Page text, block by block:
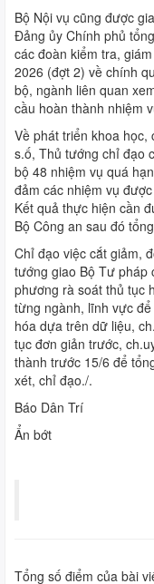
Bộ Nội vụ cũng được
Đảng ủy Chính phủ
các đoàn kiểm tra,
2026 (đợt 2) về chính
bộ, ngành liên quan
cầu hoàn thành nhiệm
Về phát triển khoa học,
s.ố, Thủ tướng chỉ đạo
bộ 48 nhiệm vụ quá
đảm các nhiệm vụ
Kết quả thực hiện cần
Bộ Công an sau đó
Chỉ đạo việc cắt giảm,
tướng giao Bộ Tư pháp
phương rà soát thủ tục
từng ngành, lĩnh vực
hóa dựa trên dữ liệu,
tục đơn giản trước,
thành trước 15/6 để
xét, chỉ đạo./.
Báo Dân Trí
Ẩn bớt
Tổng số điểm của bài